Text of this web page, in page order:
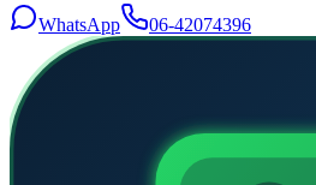
WhatsApp 06-42074396